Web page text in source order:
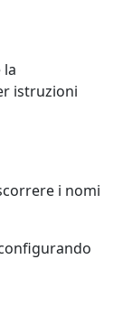
la
istruzioni
i nomi